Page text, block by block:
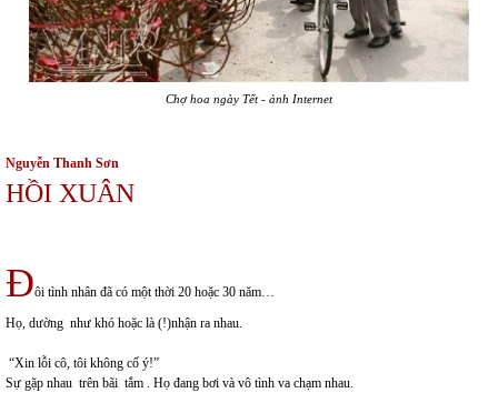
Chợ hoa ngày Tết - ảnh Internet
Nguyễn Thanh Sơn
HỒI XUÂN
Đôi tình nhân đã có một thời 20 hoặc 30 năm…
Họ, dường như khó hoặc là (!)nhận ra nhau.
“Xin lỗi cô, tôi không cố ý!”
Sự gặp nhau trên bãi tắm . Họ đang bơi và vô tình va chạm nhau.